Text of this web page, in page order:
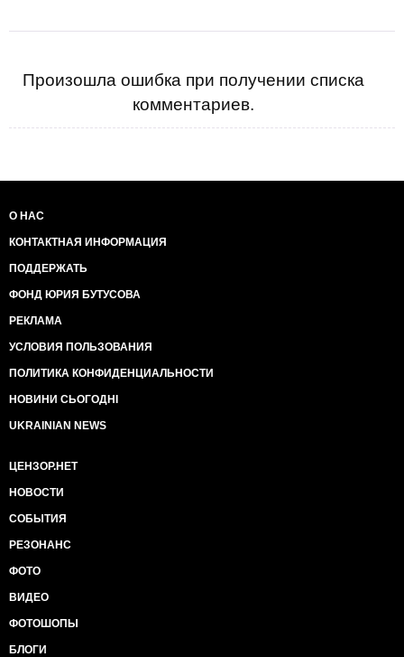
Произошла ошибка при получении списка
комментариев.
О НАС
КОНТАКТНАЯ ИНФОРМАЦИЯ
ПОДДЕРЖАТЬ
ФОНД ЮРИЯ БУТУСОВА
РЕКЛАМА
УСЛОВИЯ ПОЛЬЗОВАНИЯ
ПОЛИТИКА КОНФИДЕНЦИАЛЬНОСТИ
НОВИНИ СЬОГОДНІ
UKRAINIAN NEWS
ЦЕНЗОР.НЕТ
НОВОСТИ
СОБЫТИЯ
РЕЗОНАНС
ФОТО
ВИДЕО
ФОТОШОПЫ
БЛОГИ